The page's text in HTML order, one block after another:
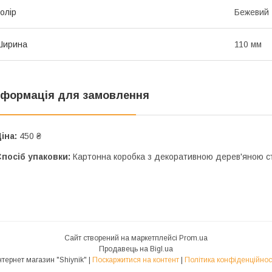
Бежевий
110 мм
для замовлення
450 ₴
упаковки: Картонна коробка з декоративною дерев'яною
Сайт створений на маркетплейсі Prom.ua
Продавець на Bigl.ua
Інтернет магазин "Shiynik" | Поскаржитися на контент | Політика